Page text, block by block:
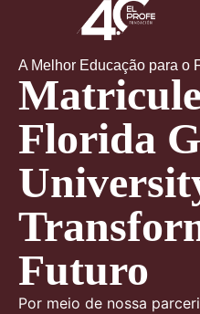
Florida
University
A Melhor Educação para o
Florida
Futuro
Por meio de nossa